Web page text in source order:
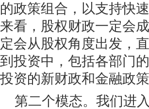
的政策组合，以支持快
来看，股权财政一定会
定会从股权角度出发，
到投资中，包括各部门
投资的新财政和金融政
第二个模态。我们进